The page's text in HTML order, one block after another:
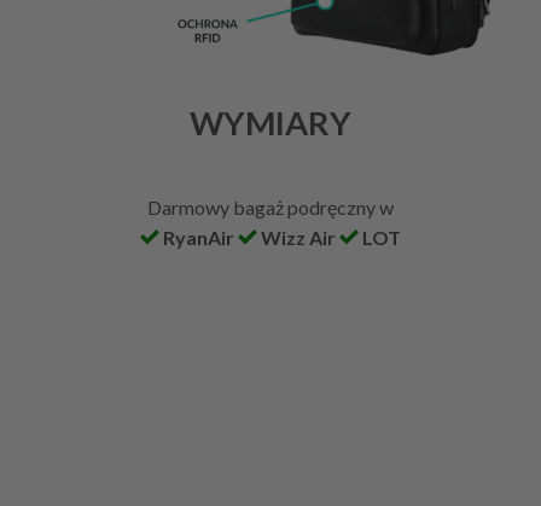
WYMIARY
Darmowy bagaż podręczny w
RyanAir
Wizz Air LOT